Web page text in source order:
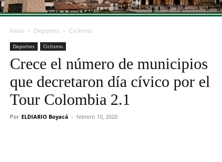
Inicio Deportes Ciclismo
Deportes Ciclismo
Crece el número de municipios
que decretaron día cívico por el
Tour Colombia 2.1
Por ELDIARIO Boyacá - febrero 10, 2020